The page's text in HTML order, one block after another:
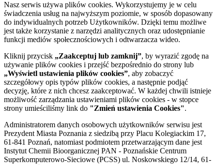
Nasz serwis używa plików cookies. Wykorzystujemy je w celu
świadczenia usług na najwyższym poziomie, w sposób dopasowany
do indywidualnych potrzeb Użytkowników. Dzięki temu możliwe
jest także korzystanie z narzędzi analitycznych oraz udostępnianie
funkcji mediów społecznościowych i odtwarzacza wideo.
Kliknij przycisk „Zaakceptuj lub zamknij”, by wyrazić zgodę na
używanie plików cookies i przejść bezpośrednio do strony lub
„Wyświetl ustawienia plików cookies”, aby zobaczyć
szczegółowy opis typów plików cookies, a następnie podjąć
decyzję, które z nich chcesz zaakceptować. W każdej chwili istnieje
możliwość zarządzania ustawieniami plików cookies - w stopce
strony umieściliśmy link do "Zmień ustawienia Cookies".
Administratorem danych osobowych użytkowników serwisu jest
Prezydent Miasta Poznania z siedzibą przy Placu Kolegiackim 17,
61-841 Poznań, natomiast podmiotem przetwarzającym dane jest
Instytut Chemii Bioorganicznej PAN - Poznańskie Centrum
Superkomputerowo-Sieciowe (PCSS) ul. Noskowskiego 12/14, 61-